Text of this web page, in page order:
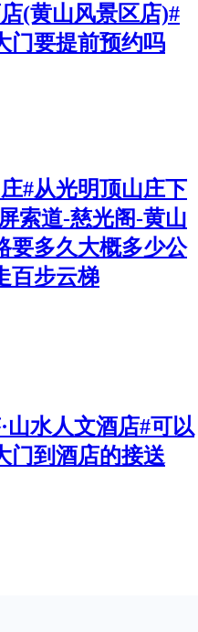
(黄山风景区店)#
门要提前预约吗
#从光明顶山庄下
索道-慈光阁-黄山
要多久大概多少公
百步云梯
山水人文酒店#可以
门到酒店的接送